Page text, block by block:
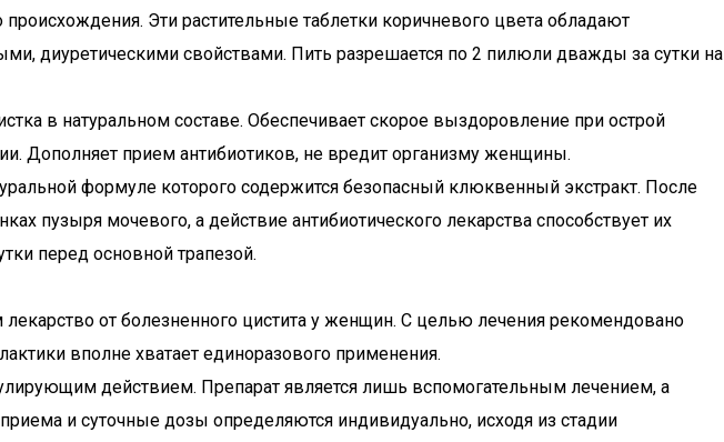
Эти растительные таблетки коричневого цвета обладают
диуретическими свойствами. Пить разрешается по 2 пилюли дважды за сутки на
в натуральном составе. Обеспечивает скорое выздоровление при острой
Дополняет прием антибиотиков, не вредит организму женщины.
формуле которого содержится безопасный клюквенный экстракт. После
пузыря мочевого, а действие антибиотического лекарства способствует их
перед основной трапезой.
от болезненного цистита у женщин. С целью лечения рекомендовано
вполне хватает единоразового применения.
действием. Препарат является лишь вспомогательным лечением, а
и суточные дозы определяются индивидуально, исходя из стадии